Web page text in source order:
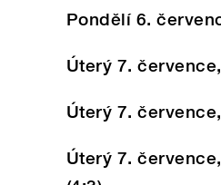
Pondělí 6.
Úterý 7.
Úterý 7.
Úterý 7.